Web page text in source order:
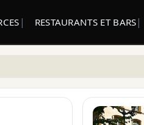
RESTAURANTS ET BARS